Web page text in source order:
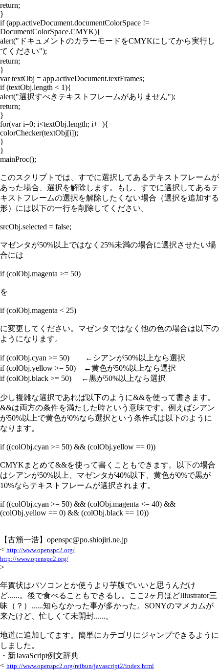
return;
}
if (app.activeDocument.documentColorSpace !=
DocumentColorSpace.CMYK){
alert("ドキュメントのカラーモードをCMYKにしてから実行し
てください");
return;
}
var textObj = app.activeDocument.textFrames;
if (textObj.length < 1){
alert("選択すべきテキストフレームがありません");
return;
}
for(var i=0; i<textObj.length; i++){
colorChecker(textObj[i]);
}
}
mainProc();
このスクリプトでは、すでに選択してあるテキストフレームが
あった場合、選択を解除します。もし、すでに選択してあるテ
キストフレームの選択を解除したくない場合（選択を追加する
形）には以下の一行を削除してください。
srcObj.selected = false;
マゼンタが50%以上ではなく25%未満の場合に選択させたい場
合には
if (colObj.magenta >= 50)
を
if (colObj.magenta < 25)
に変更してください。マゼンタではなく他の色の場合は以下の
ようになります。
if (colObj.cyan >= 50) ←シアンが50%以上なら選択
if (colObj.yellow >= 50) ←黄色が50%以上なら選択
if (colObj.black >= 50) ←黒が50%以上なら選択
少し複雑な選択であれば以下のように&&を使って書きます。
&&は両方の条件を満たした時という意味です。例えばシアン
が50%以上で黄色が0%なら選択という条件式は以下のように
なります。
if ((colObj.cyan >= 50) && (colObj.yellow == 0))
CMYKまとめて&&を使って書くこともできます。以下の場合
はシアンが50%以上、マゼンタが40%以下、黄色が0%で黒が
10%ならテキストフレームが選択されます。
if ((colObj.cyan >= 50) && (colObj.magenta <= 40) &&
(colObj.yellow == 0) && (colObj.black == 10))
【古籏一浩】openspc@po.shiojiri.ne.jp
< http://www.openspc2.org/
http://www.openspc2.org/
>
年賀状はパソコンとか使うより芋版でいいと思うんだけ
ど......。後で食べることもできるし。ここ2ヶ月ほどIllustrator三
昧（？）......知らなかった事が多かった。SONYのマメカムが
来たけど、忙しくて未開封......。
地道に追加してます。簡単にカテゴリにジャンプできるように
しました。
・新JavaScript例文辞典
< http://www.openspc2.org/reibun/javascript2/index.html